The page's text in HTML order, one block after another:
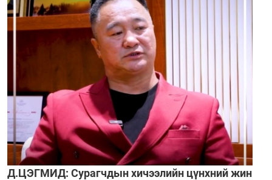
Д.ЦЭГМИД: Сурагчдын хичээлийн цүнхний жин